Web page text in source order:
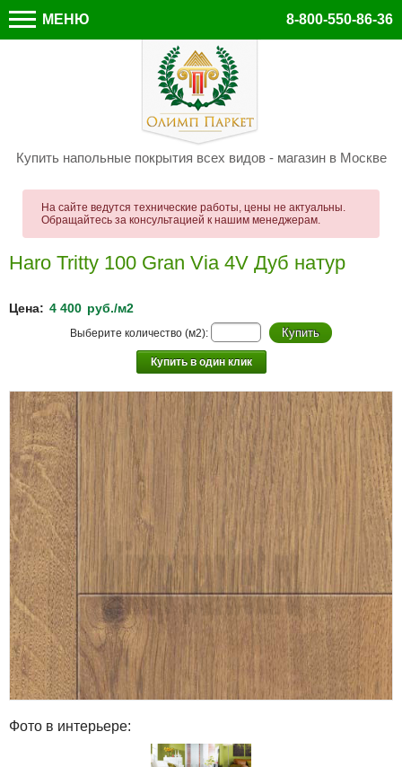
МЕНЮ 8-800-550-86-36
Купить напольные покрытия всех видов - магазин в Москве
На сайте ведутся технические работы, цены не актуальны.
Обращайтесь за консультацией к нашим менеджерам.
Haro Tritty 100 Gran Via 4V Дуб натур
Цена: 4 400 руб./м2
Выберите количество (м2):
Купить в один клик
Фото в интерьере: